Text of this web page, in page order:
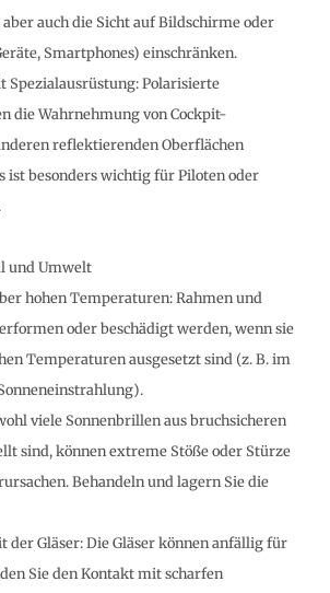
auch die Sicht auf Bildschirme oder
Smartphones) einschränken.
Spezialausrüstung: Polarisierte
die Wahrnehmung von Cockpit-
reflektierenden Oberflächen
ist besonders wichtig für Piloten oder
und Umwelt
hohen Temperaturen: Rahmen und
oder beschädigt werden, wenn sie
Temperaturen ausgesetzt sind (z. B. im
viele Sonnenbrillen aus bruchsicheren
sind, können extreme Stöße oder Stürze
Behandeln und lagern Sie die
Gläser: Die Gläser können anfällig für
Sie den Kontakt mit scharfen